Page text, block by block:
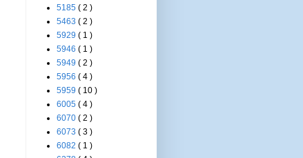
5185 ( 2 )
5463 ( 2 )
5929 ( 1 )
5946 ( 1 )
5949 ( 2 )
5956 ( 4 )
5959 ( 10 )
6005 ( 4 )
6070 ( 2 )
6073 ( 3 )
6082 ( 1 )